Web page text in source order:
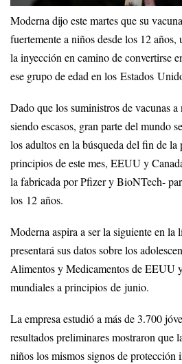
Moderna dijo este martes que su
fuertemente a niños desde los 12
la inyección en camino de convertirse
ese grupo de edad en los Estados
Dado que los suministros de vacunas
siendo escasos, gran parte del mundo
los adultos en la búsqueda del fin de la
principios de este mes, EEUU y
la fabricada por Pfizer y BioNTech-
los 12 años.
Moderna aspira a ser la siguiente en la
presentará sus datos sobre los
Alimentos y Medicamentos de EEUU
mundiales a principios de junio.
La empresa estudió a más de 3.700
resultados preliminares mostraron que
niños los mismos signos de protección